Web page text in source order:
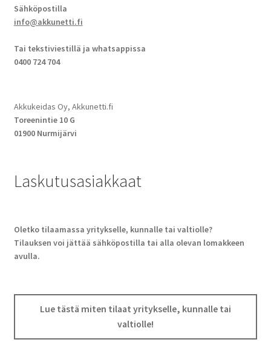
Sähköpostilla
info@akkunetti.fi
Tai tekstiviestillä ja whatsappissa
0400 724 704
Akkukeidas Oy, Akkunetti.fi
Toreenintie 10 G
01900 Nurmijärvi
Laskutusasiakkaat
Oletko tilaamassa yritykselle, kunnalle tai valtiolle?
Tilauksen voi jättää sähköpostilla tai alla olevan lomakkeen
avulla.
Lue tästä miten tilaat yritykselle, kunnalle tai
valtiolle!